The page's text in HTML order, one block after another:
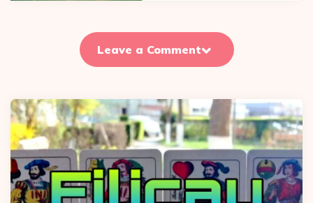
Leave a Comment